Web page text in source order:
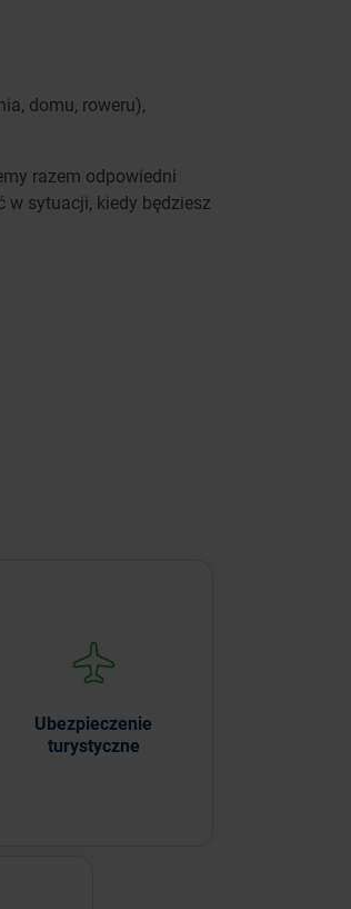
domu, roweru),
razem odpowiedni
w sytuacji, kiedy będziesz
Ubezpieczenie
turystyczne
przedmioty podczas
podróży.